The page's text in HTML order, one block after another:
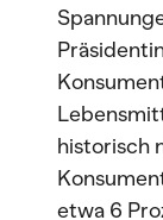
historisch
etwa 6